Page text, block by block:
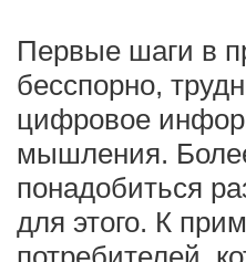
Первые шаги в
бесспорно,
цифровое
мышления.
понадобиться
для этого. К